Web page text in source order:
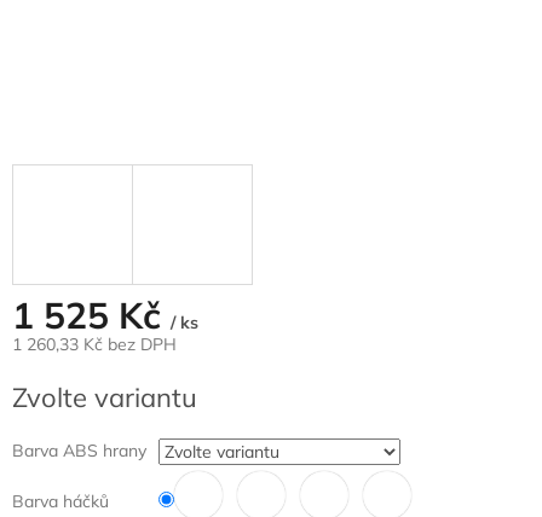
1 525 Kč / ks
1 260,33 Kč bez DPH
cena:
Zvolte variantu
Barva ABS hrany
Barva háčků